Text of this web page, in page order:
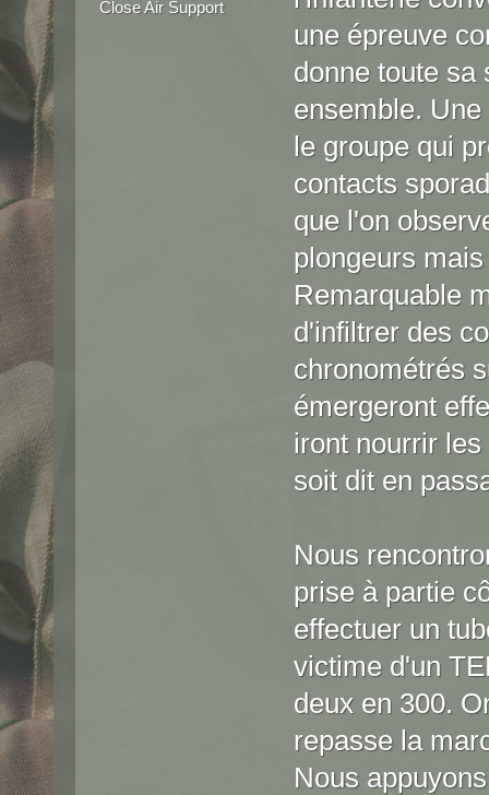
Close Air Support
une épreuve
donne toute sa
ensemble.
le groupe qui
contacts
que l'on
plongeurs
Remarquable
d'infiltrer des
chronométrés
émergeront
iront nourrir
soit dit en
Nous
prise à partie
effectuer un
victime d'un
deux en 300.
repasse la
Nous